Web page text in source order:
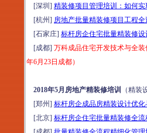
[深圳] 精装修项目管理培训：如何
[杭州] 房地产批量精装修项目工程
[石家庄] 标杆房企住宅批量精装修
[成都] 万科成品住宅开发技术与全
年6月23日成都）
2018年5月房地产精装修培训
（精
[郑州] 标杆房企成品房精装设计优
[北京] 标杆房企住宅批量精装修全